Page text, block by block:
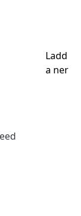
Ladd
a ner